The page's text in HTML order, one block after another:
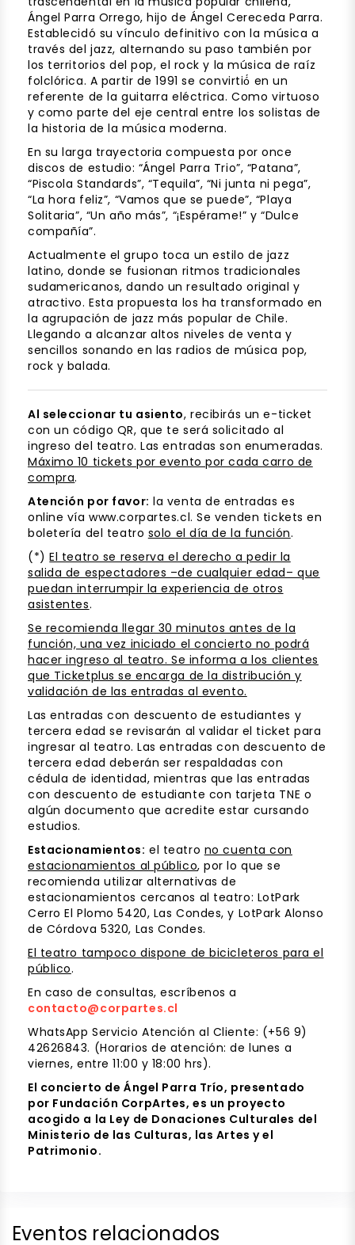
Ángel Parra Orrego, hijo de Ángel Cereceda Parra.
Establecidó su vínculo definitivo con la música a
través del jazz, alternando su paso también por
los territorios del pop, el rock y la música de raíz
folclórica. A partir de 1991 se convirtió́ en un
referente de la guitarra eléctrica. Como virtuoso
y como parte del eje central entre los solistas de
la historia de la música moderna.
En su larga trayectoria compuesta por once
discos de estudio: “Ángel Parra Trio”, “Patana”,
“Piscola Standards”, “Tequila”, “Ni junta ni pega”,
“La hora feliz”, “Vamos que se puede”, “Playa
Solitaria”, “Un año más”, “¡Espérame!” y “Dulce
compañía”.
Actualmente el grupo toca un estilo de jazz
latino, donde se fusionan ritmos tradicionales
sudamericanos, dando un resultado original y
atractivo. Esta propuesta los ha transformado en
la agrupación de jazz más popular de Chile.
Llegando a alcanzar altos niveles de venta y
sencillos sonando en las radios de música pop,
rock y balada.
Al seleccionar tu asiento, recibirás un e-ticket
con un código QR, que te será solicitado al
ingreso del teatro. Las entradas son enumeradas.
Máximo 10 tickets por evento por cada carro de
compra.
Atención por favor: la venta de entradas es
online vía www.corpartes.cl. Se venden tickets en
boletería del teatro solo el día de la función.
(*)El teatro se reserva el derecho a pedir la
salida de espectadores –de cualquier edad– que
puedan interrumpir la experiencia de otros
asistentes.
Se recomienda llegar 30 minutos antes de la
función, una vez iniciado el concierto no podrá
hacer ingreso al teatro. Se informa a los clientes
que Ticketplus se encarga de la distribución y
validación de las entradas al evento.
Las entradas con descuento de estudiantes y
tercera edad se revisarán al validar el ticket para
ingresar al teatro. Las entradas con descuento de
tercera edad deberán ser respaldadas con
cédula de identidad, mientras que las entradas
con descuento de estudiante con tarjeta TNE o
algún documento que acredite estar cursando
estudios.
Estacionamientos: el teatro no cuenta con
estacionamientos al público, por lo que se
recomienda utilizar alternativas de
estacionamientos cercanos al teatro: LotPark
Cerro El Plomo 5420, Las Condes, y LotPark Alonso
de Córdova 5320, Las Condes.
El teatro tampoco dispone de bicicleteros para el
público.
En caso de consultas, escríbenos a
contacto@corpartes.cl
WhatsApp Servicio Atención al Cliente: (+56 9)
42626843. (Horarios de atención: de lunes a
viernes, entre 11:00 y 18:00 hrs).
El concierto de Ángel Parra Trío, presentado
por Fundación CorpArtes, es un proyecto
acogido a la Ley de Donaciones Culturales del
Ministerio de las Culturas, las Artes y el
Patrimonio.
Eventos relacionados